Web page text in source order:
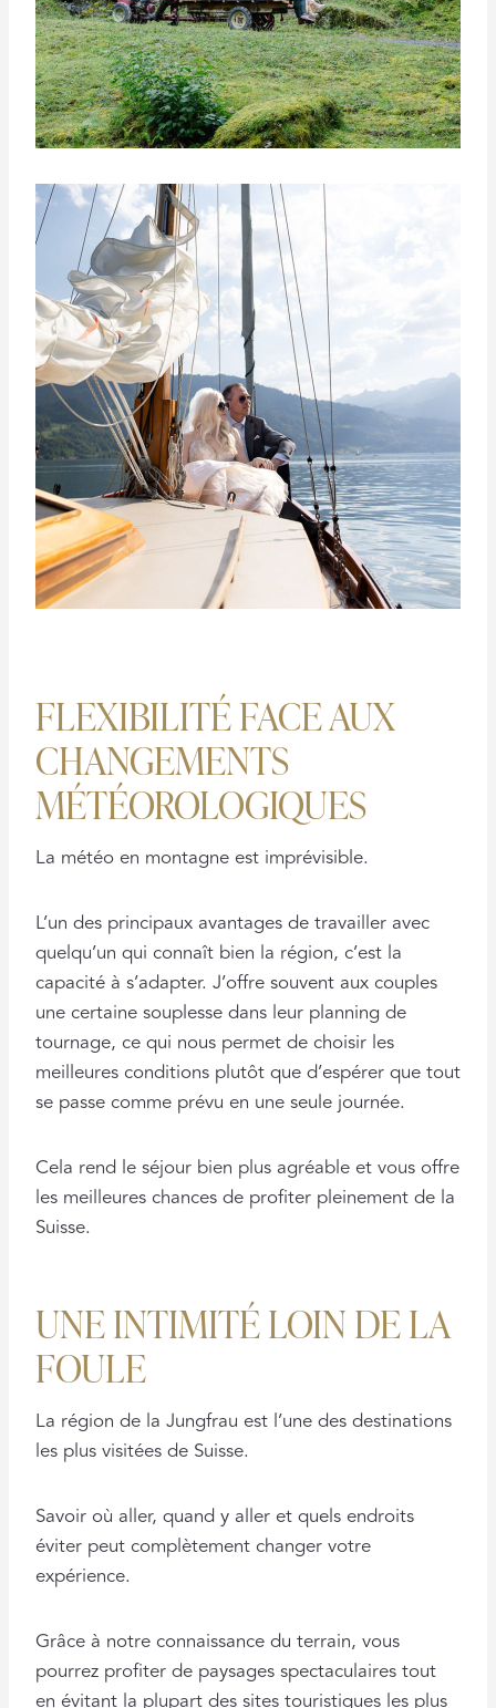
FLEXIBILITÉ FACE AUX
CHANGEMENTS
MÉTÉOROLOGIQUES
La météo en montagne est imprévisible.
L’un des principaux avantages de travailler avec
quelqu’un qui connaît bien la région, c’est la
capacité à s’adapter. J’offre souvent aux couples
une certaine souplesse dans leur planning de
tournage, ce qui nous permet de choisir les
meilleures conditions plutôt que d’espérer que tout
se passe comme prévu en une seule journée.
Cela rend le séjour bien plus agréable et vous offre
les meilleures chances de profiter pleinement de la
Suisse.
UNE INTIMITÉ LOIN DE LA
FOULE
La région de la Jungfrau est l’une des destinations
les plus visitées de Suisse.
Savoir où aller, quand y aller et quels endroits
éviter peut complètement changer votre
expérience.
Grâce à notre connaissance du terrain, vous
pourrez profiter de paysages spectaculaires tout
en évitant la plupart des sites touristiques les plus